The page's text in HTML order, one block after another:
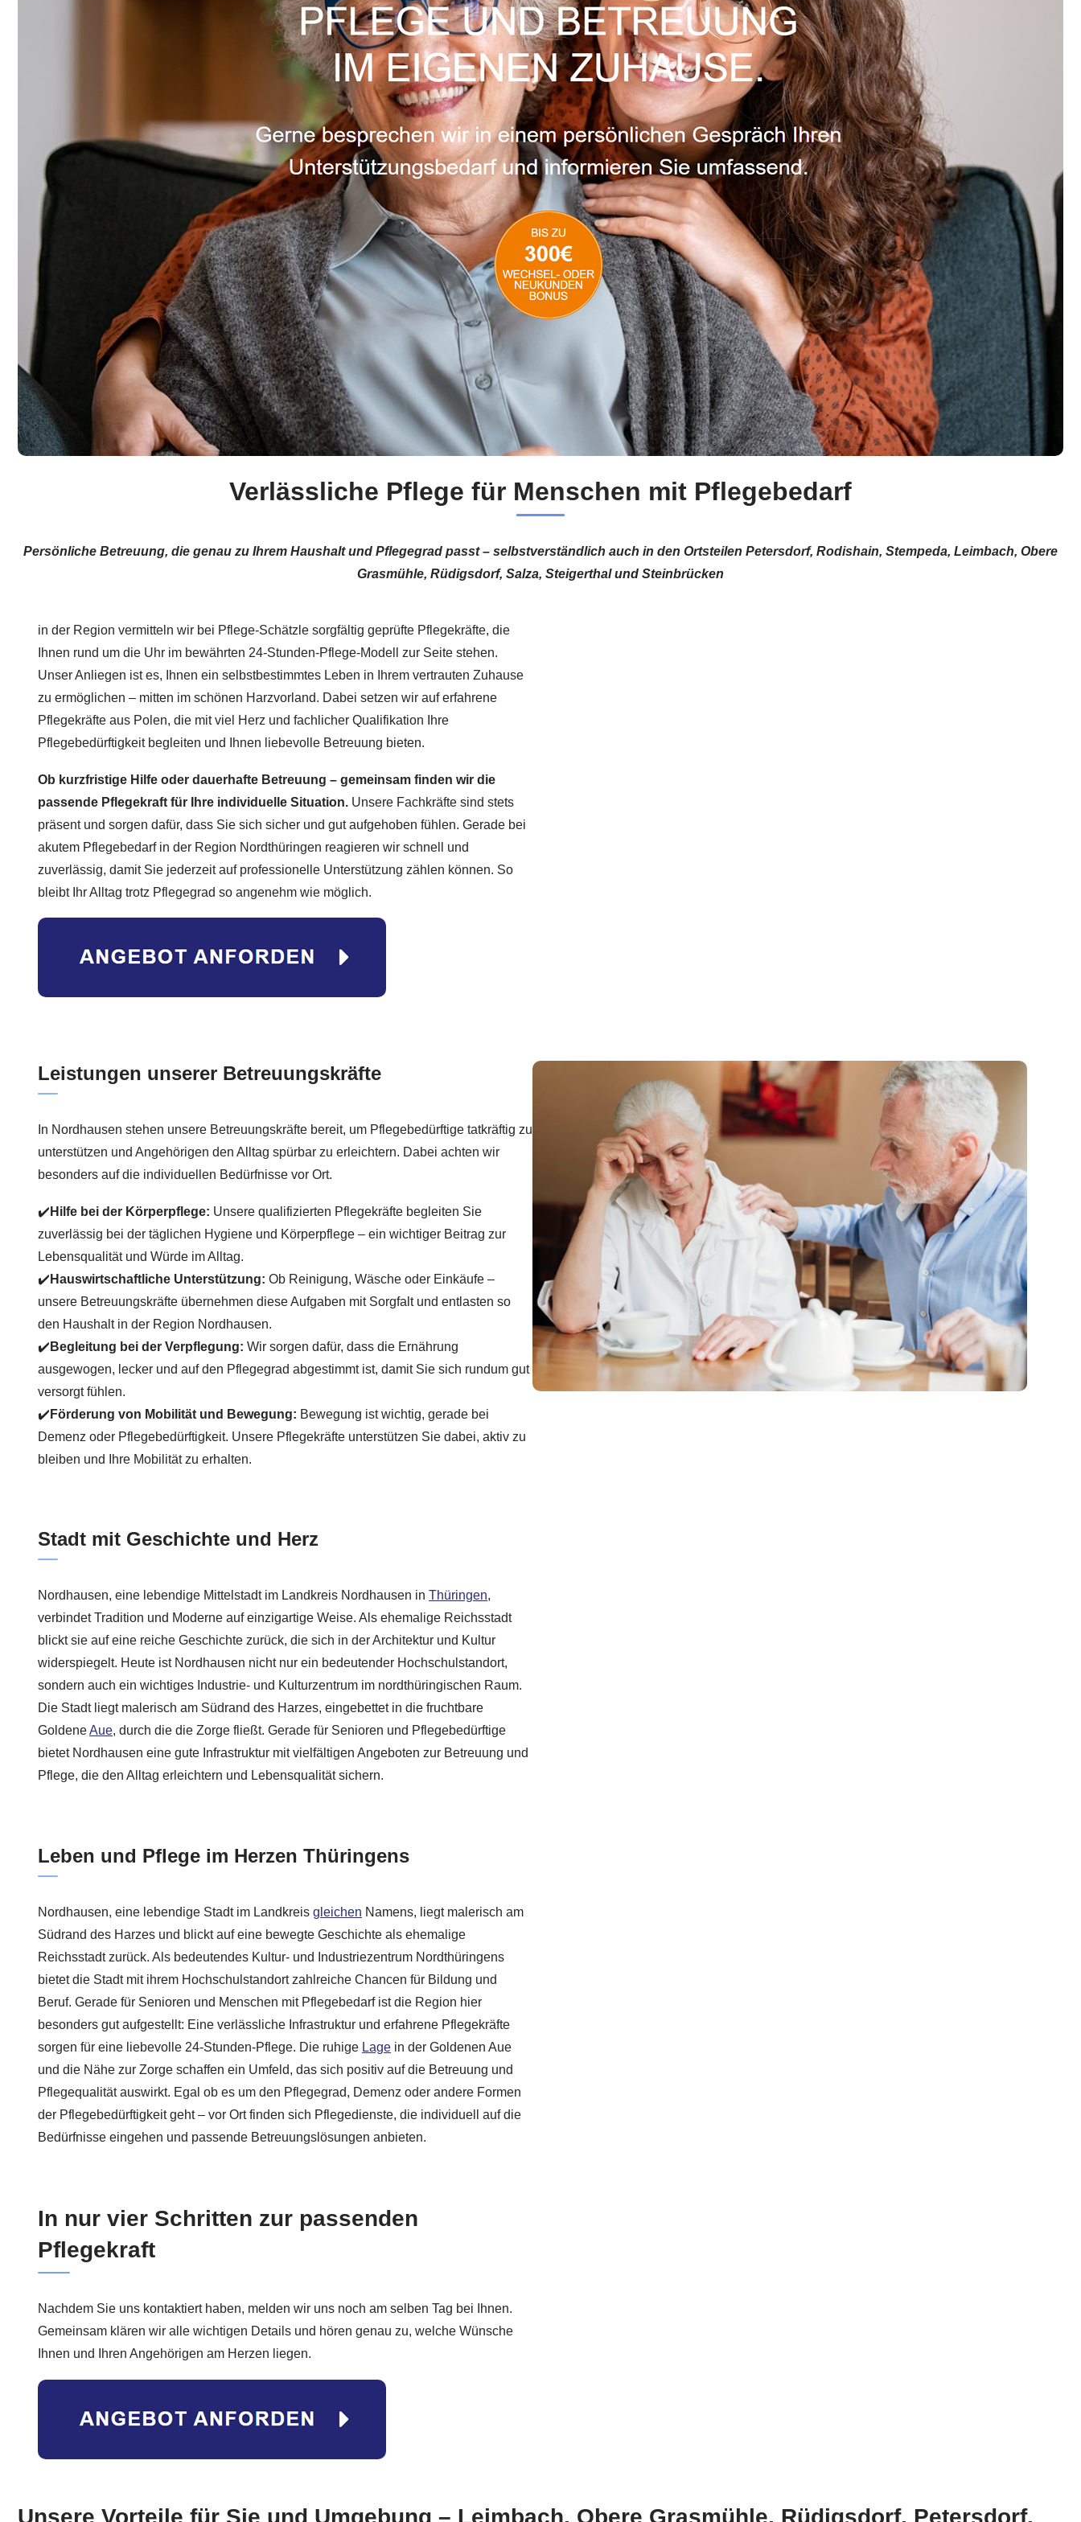
Verlässliche Pflege für Menschen mit Pflegebedarf
Persönliche Betreuung, die genau zu Ihrem Haushalt und Pflegegrad passt – selbstverständlich auch in den Ortsteilen Petersdorf, Rodishain, Stempeda, Leimbach, Obere
Grasmühle, Rüdigsdorf, Salza, Steigerthal und Steinbrücken
in der Region vermitteln wir bei Pflege-Schätzle sorgfältig geprüfte Pflegekräfte, die
Ihnen rund um die Uhr im bewährten 24-Stunden-Pflege-Modell zur Seite stehen.
Unser Anliegen ist es, Ihnen ein selbstbestimmtes Leben in Ihrem vertrauten Zuhause
zu ermöglichen – mitten im schönen Harzvorland. Dabei setzen wir auf erfahrene
Pflegekräfte aus Polen, die mit viel Herz und fachlicher Qualifikation Ihre
Pflegebedürftigkeit begleiten und Ihnen liebevolle Betreuung bieten.
Ob kurzfristige Hilfe oder dauerhafte Betreuung – gemeinsam finden wir die
passende Pflegekraft für Ihre individuelle Situation. Unsere Fachkräfte sind stets
präsent und sorgen dafür, dass Sie sich sicher und gut aufgehoben fühlen. Gerade bei
akutem Pflegebedarf in der Region Nordthüringen reagieren wir schnell und
zuverlässig, damit Sie jederzeit auf professionelle Unterstützung zählen können. So
bleibt Ihr Alltag trotz Pflegegrad so angenehm wie möglich.
Leistungen unserer Betreuungskräfte
In Nordhausen stehen unsere Betreuungskräfte bereit, um Pflegebedürftige tatkräftig zu
unterstützen und Angehörigen den Alltag spürbar zu erleichtern. Dabei achten wir
besonders auf die individuellen Bedürfnisse vor Ort.
✔️ Hilfe bei der Körperpflege: Unsere qualifizierten Pflegekräfte begleiten Sie
zuverlässig bei der täglichen Hygiene und Körperpflege – ein wichtiger Beitrag zur
Lebensqualität und Würde im Alltag.
✔️ Hauswirtschaftliche Unterstützung: Ob Reinigung, Wäsche oder Einkäufe –
unsere Betreuungskräfte übernehmen diese Aufgaben mit Sorgfalt und entlasten so
den Haushalt in der Region Nordhausen.
✔️ Begleitung bei der Verpflegung: Wir sorgen dafür, dass die Ernährung
ausgewogen, lecker und auf den Pflegegrad abgestimmt ist, damit Sie sich rundum gut
versorgt fühlen.
✔️ Förderung von Mobilität und Bewegung: Bewegung ist wichtig, gerade bei
Demenz oder Pflegebedürftigkeit. Unsere Pflegekräfte unterstützen Sie dabei, aktiv zu
bleiben und Ihre Mobilität zu erhalten.
Stadt mit Geschichte und Herz
Nordhausen, eine lebendige Mittelstadt im Landkreis Nordhausen in Thüringen,
verbindet Tradition und Moderne auf einzigartige Weise. Als ehemalige Reichsstadt
blickt sie auf eine reiche Geschichte zurück, die sich in der Architektur und Kultur
widerspiegelt. Heute ist Nordhausen nicht nur ein bedeutender Hochschulstandort,
sondern auch ein wichtiges Industrie- und Kulturzentrum im nordthüringischen Raum.
Die Stadt liegt malerisch am Südrand des Harzes, eingebettet in die fruchtbare
GoldeneAue, durch die die Zorge fließt. Gerade für Senioren und Pflegebedürftige
bietet Nordhausen eine gute Infrastruktur mit vielfältigen Angeboten zur Betreuung und
Pflege, die den Alltag erleichtern und Lebensqualität sichern.
Leben und Pflege im Herzen Thüringens
Nordhausen, eine lebendige Stadt im Landkreis gleichen Namens, liegt malerisch am
Südrand des Harzes und blickt auf eine bewegte Geschichte als ehemalige
Reichsstadt zurück. Als bedeutendes Kultur- und Industriezentrum Nordthüringens
bietet die Stadt mit ihrem Hochschulstandort zahlreiche Chancen für Bildung und
Beruf. Gerade für Senioren und Menschen mit Pflegebedarf ist die Region hier
besonders gut aufgestellt: Eine verlässliche Infrastruktur und erfahrene Pflegekräfte
sorgen für eine liebevolle 24-Stunden-Pflege. Die ruhige Lage in der Goldenen Aue
und die Nähe zur Zorge schaffen ein Umfeld, das sich positiv auf die Betreuung und
Pflegequalität auswirkt. Egal ob es um den Pflegegrad, Demenz oder andere Formen
der Pflegebedürftigkeit geht – vor Ort finden sich Pflegedienste, die individuell auf die
Bedürfnisse eingehen und passende Betreuungslösungen anbieten.
In nur vier Schritten zur passenden
Pflegekraft
Nachdem Sie uns kontaktiert haben, melden wir uns noch am selben Tag bei Ihnen.
Gemeinsam klären wir alle wichtigen Details und hören genau zu, welche Wünsche
Ihnen und Ihren Angehörigen am Herzen liegen.
Unsere Vorteile für Sie und Umgebung – Leimbach, Obere Grasmühle, Rüdigsdorf, Petersdorf,